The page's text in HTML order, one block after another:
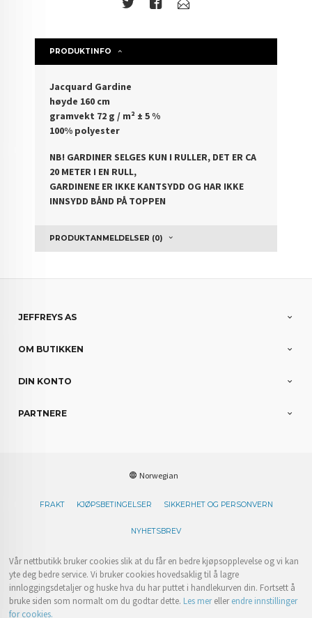
PRODUKTINFO
Jacquard Gardine
høyde 160 cm
gramvekt 72 g / m² ± 5 %
100% polyester
NB! GARDINER SELGES KUN I RULLER, DET ER CA
20 METER I EN RULL,
GARDINENE ER IKKE KANTSYDD OG HAR IKKE
INNSYDD BÅND PÅ TOPPEN
PRODUKTANMELDELSER (0)
JEFFREYS AS
OM BUTIKKEN
DIN KONTO
PARTNERE
Norwegian
FRAKT KJØPSBETINGELSER SIKKERHET OG PERSONVERN
NYHETSBREV
Vår nettbutikk bruker cookies slik at du får en bedre kjøpsopplevelse og vi kan
yte deg bedre service. Vi bruker cookies hovedsaklig til å lagre
innloggingsdetaljer og huske hva du har puttet i handlekurven din. Fortsett å
bruke siden som normalt om du godtar dette. Les merellerendre innstillinger
for cookies.